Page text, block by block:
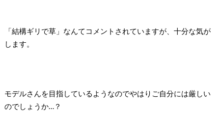
「結構ギリで草」なんてコメントされていますが、十分な気が
します。
モデルさんを目指しているようなのでやはりご自分には厳しい
のでしょうか…？